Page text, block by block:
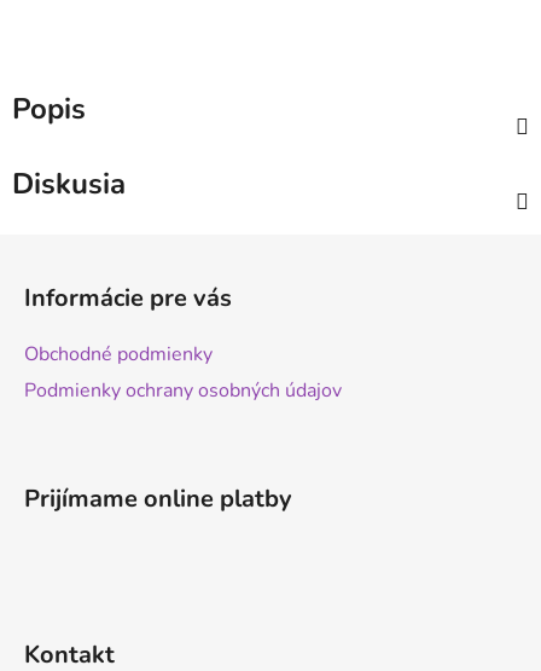
Popis
Diskusia
Informácie pre vás
Obchodné podmienky
Podmienky ochrany osobných údajov
Prijímame online platby
Kontakt